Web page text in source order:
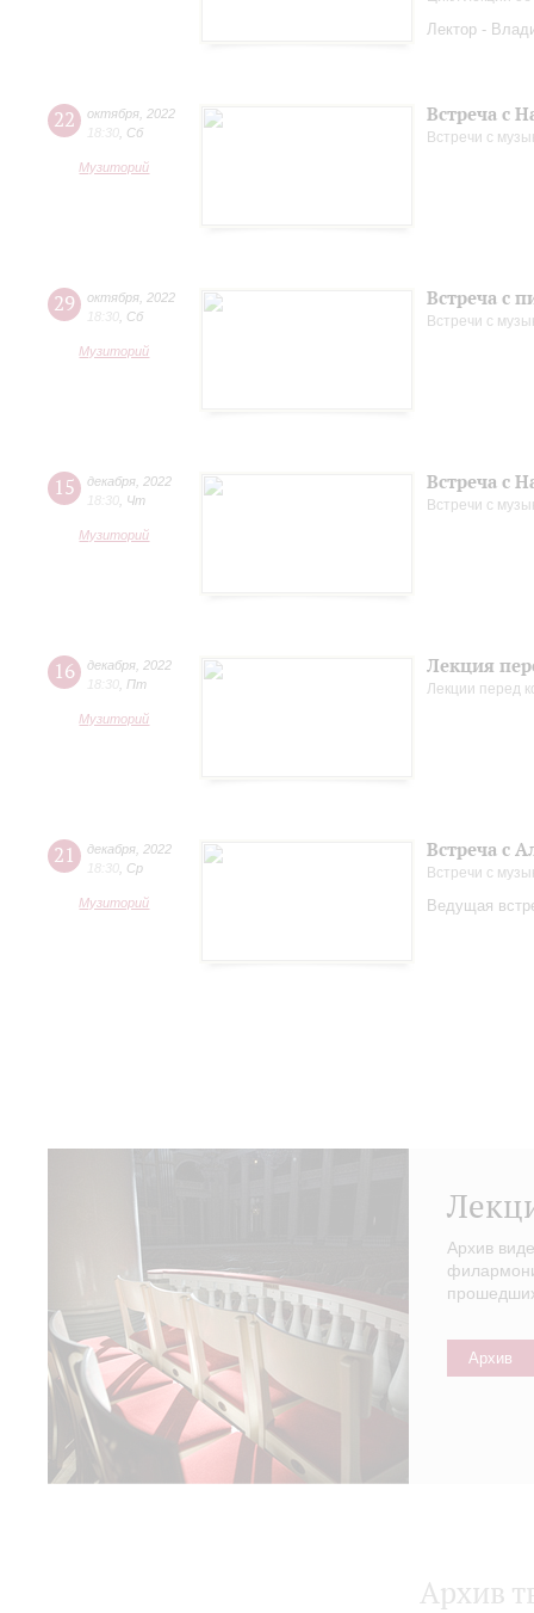
Лектор -
22 октября 2022
18:30 Сб
Музиторий
Встреча с
Встречи с
29 октября 2022
18:30 Сб
Музиторий
Встреча с
Встречи с
15 декабря 2022
18:30 Чт
Музиторий
Встреча с
Встречи с
16 декабря 2022
18:30 Пт
Музиторий
Лекция
Лекции перед
21 декабря 2022
18:30 Ср
Музиторий
Встреча с
Встречи с
Ведущая
Архив
Архив
Архив